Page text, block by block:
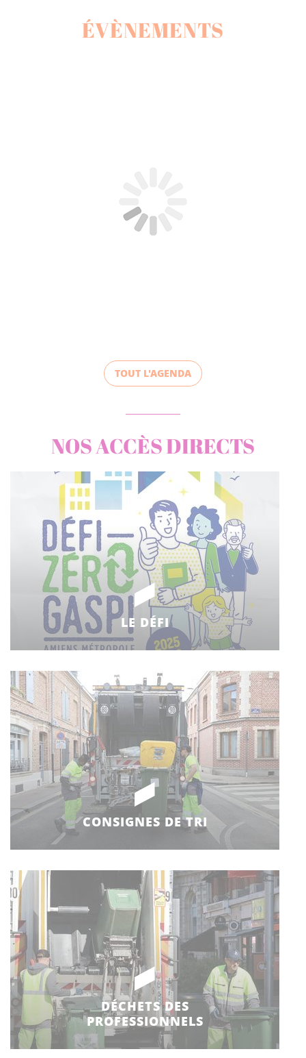
ÉVÈNEMENTS
TOUT L'AGENDA
NOS ACCÈS DIRECTS
LE DÉFI
CONSIGNES DE TRI
DÉCHETS DES
PROFESSIONNELS